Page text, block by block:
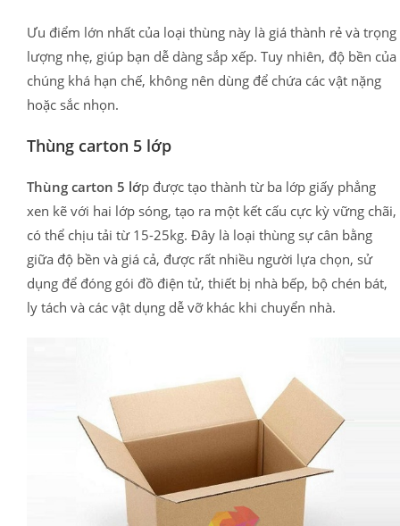
Ưu điểm lớn nhất của loại thùng này là giá thành rẻ và trọng
lượng nhẹ, giúp bạn dễ dàng sắp xếp. Tuy nhiên, độ bền của
chúng khá hạn chế, không nên dùng để chứa các vật nặng
hoặc sắc nhọn.
Thùng carton 5 lớp
Thùng carton 5 lớp được tạo thành từ ba lớp giấy phẳng
xen kẽ với hai lớp sóng, tạo ra một kết cấu cực kỳ vững chãi,
có thể chịu tải từ 15-25kg. Đây là loại thùng sự cân bằng
giữa độ bền và giá cả, được rất nhiều người lựa chọn, sử
dụng để đóng gói đồ điện tử, thiết bị nhà bếp, bộ chén bát,
ly tách và các vật dụng dễ vỡ khác khi chuyển nhà.